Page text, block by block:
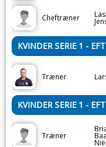
Cheftræner
KVINDER SERIE 1 -
Træner
KVINDER SERIE 1 -
Træner